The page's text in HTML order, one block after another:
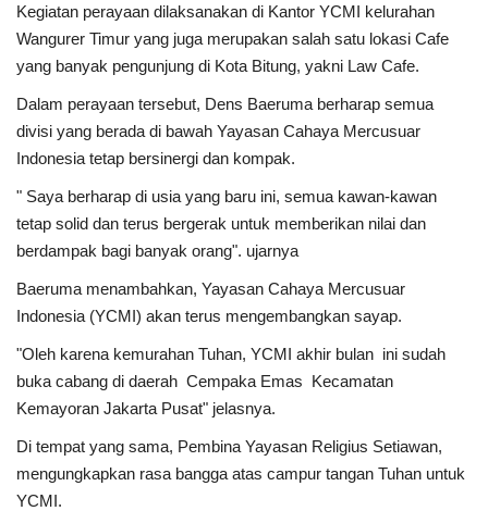
Informasi Journalism
Olahraga
Kesehatan
Layanan Publik
Perempuan/Anak
Kegiatan perayaan dilaksanakan di Kantor YCMI kelurahan
Wangurer Timur yang juga merupakan salah satu lokasi Cafe
yang banyak pengunjung di Kota Bitung, yakni Law Cafe.
Dalam perayaan tersebut, Dens Baeruma berharap semua
divisi yang berada di bawah Yayasan Cahaya Mercusuar
Indonesia tetap bersinergi dan kompak.
" Saya berharap di usia yang baru ini, semua kawan-kawan
tetap solid dan terus bergerak untuk memberikan nilai dan
berdampak bagi banyak orang". ujarnya
Baeruma menambahkan, Yayasan Cahaya Mercusuar
Indonesia (YCMI) akan terus mengembangkan sayap.
"Oleh karena kemurahan Tuhan, YCMI akhir bulan ini sudah
buka cabang di daerah Cempaka Emas Kecamatan
Kemayoran Jakarta Pusat" jelasnya.
Di tempat yang sama, Pembina Yayasan Religius Setiawan,
mengungkapkan rasa bangga atas campur tangan Tuhan untuk
YCMI.